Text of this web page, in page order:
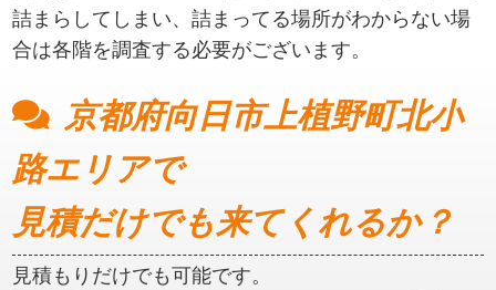
詰まらしてしまい、詰まってる場所がわからない場
合は各階を調査する必要がございます。
京都府向日市上植野町北小
路エリアで
見積だけでも来てくれるか？
見積もりだけでも可能です。